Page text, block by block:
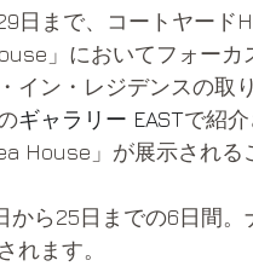
日まで、コートヤード
」においてフォー
イン・レジデンスの取
ギャラリー EASTで紹
House」が展示される
から25日までの6日間
れます。